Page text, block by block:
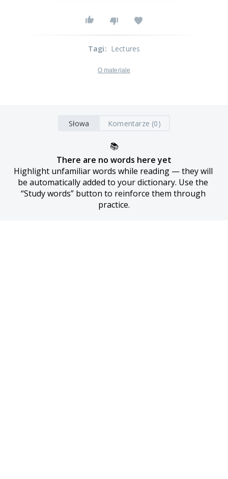
Tagi: Lectures
O materiale
Słowa Komentarze (0)
📚
There are no words here yet
Highlight unfamiliar words while reading — they will
be automatically added to your dictionary. Use the
“Study words” button to reinforce them through
practice.